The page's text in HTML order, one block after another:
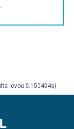
levou 0.150404s)